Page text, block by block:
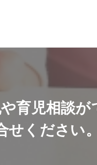
育児相談
せください。